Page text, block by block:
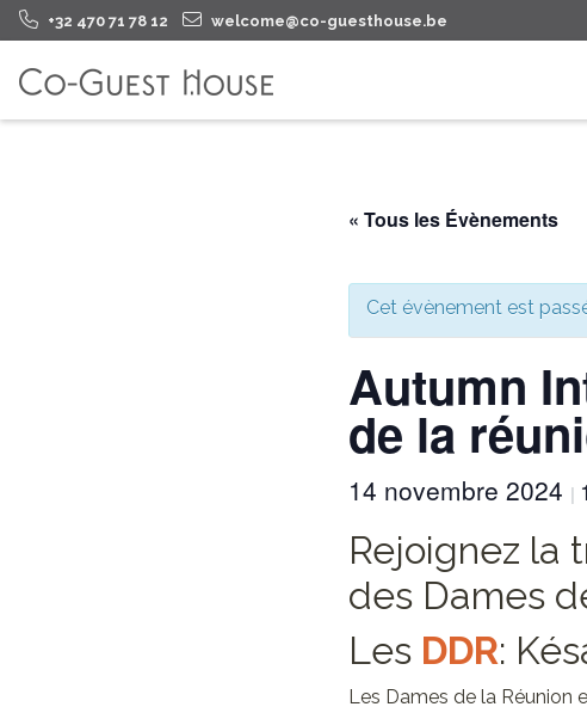
+32 470 71 78 12 welcome@co-guesthouse.be
« Tous les Évènements
Cet évènement est
Autumn
de la
14 novembre 2024 |
Rejoignez la
des Dames
Les DDR:
Les Dames de la Réunion